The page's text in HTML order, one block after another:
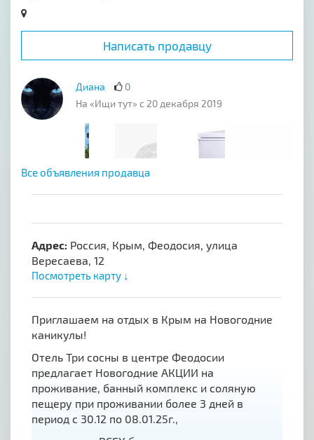
Написать продавцу
Диана
0
На «Ищи тут» с 20 декабря 2019
Все объявления продавца
Адрес: Россия, Крым, Феодосия, улица
Вересаева, 12
Посмотреть карту ↓
Приглашаем на отдых в Крым на Новогодние
каникулы!
Отель Три сосны в центре Феодосии
предлагает Новогодние АКЦИИ на
проживание, банный комплекс и соляную
пещеру при проживании более 3 дней в
период с 30.12 по 08.01.25г.,